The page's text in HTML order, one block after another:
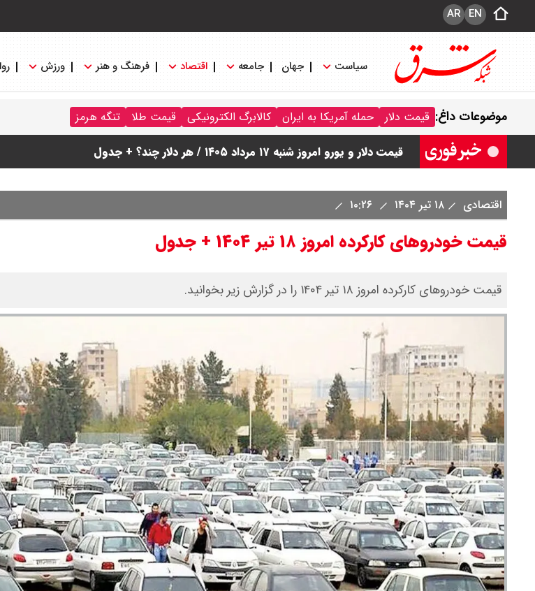
EN
AR
سیاست جهان جامعه اقتصاد فرهنگ و هنر ورزش
موضوعات داغ: قیمت دلار حمله آمریکا به ایران کالابرگ الکترونیکی قیمت طلا تنگه هرمز
قیمت دلار مبادله ای امروز شنبه ۱۷ مرداد ۱۴۰ / دلار حواله ای چند؟ + جدول
قیمت طلا و سکه امروز شنبه ۱۷ مرداد ۱۴۰۵ / قیمت هر گرم طلا چند ؟ + جدول
قیمت دلار و یورو امروز شنبه ۱۷ مرداد ۱۴۰۵ / هر دلار چند؟ + جدول
اقتصادی
۱۸ تیر ۱۴۰۴
قیمت خودروهای کارکرده امروز ۱۸ تیر ۱۴۰۴ + جدول
قیمت خودروهای کارکرده امروز ۱۸ تیر ۱۴۰۴ را در گزارش زیر بخوانید.